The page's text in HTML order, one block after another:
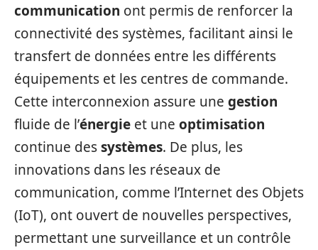
communication ont permis de renforcer la
connectivité des systèmes, facilitant ainsi le
transfert de données entre les différents
équipements et les centres de commande.
Cette interconnexion assure une gestion
fluide de l’énergie et une optimisation
continue dessystèmes. De plus, les
innovations dans les réseaux de
communication, comme l’Internet des Objets
(IoT), ont ouvert de nouvelles perspectives,
permettant une surveillance et un contrôle